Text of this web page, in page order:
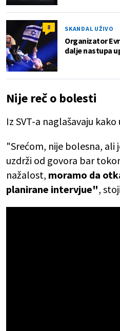
8 SKANDAL UŽIVO
Organizator
dalje nastupa
Nije reč o bolesti
Iz SVT-a naglašavaju
"Srećom, nije bolesna, ali
uzdrži od govora bar
nažalost, moramo da
planirane intervjue",